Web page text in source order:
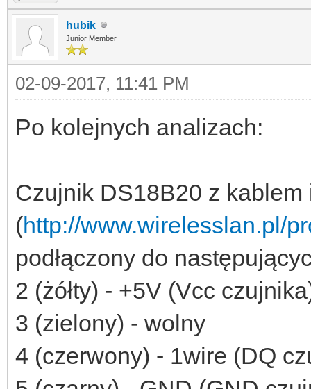
hubik
Junior Member
02-09-2017, 11:41 PM
Po kolejnych analizach:
Czujnik DS18B20 z kablem
(http://www.wirelesslan.pl/
podłączony do
2 (żółty) - +5V (Vcc
3 (zielony) - wolny
4 (czerwony) - 1wire (DQ